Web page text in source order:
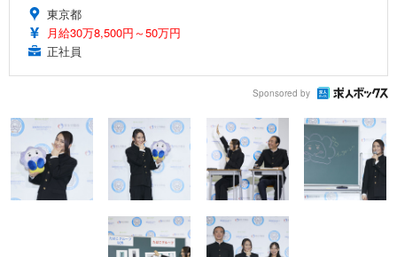
東京都
月給30万8,500円～50万円
正社員
Sponsored by